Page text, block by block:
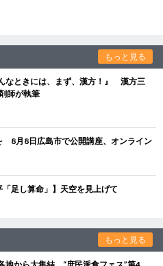
もっと見る
なときには、まず、漢方！』 漢方三
師が執筆
8月8日広島市で公開講座、オンライン
「足し算命」】天空を見上げて
もっと見る